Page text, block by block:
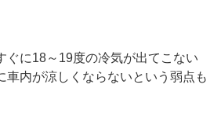
ぐに18～19度の冷気が出てこない
車内が涼しくならないという弱点も